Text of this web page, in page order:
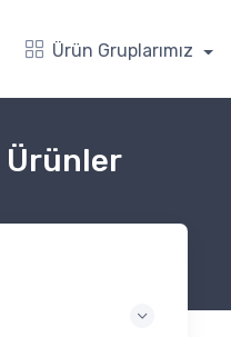
Ürün Gruplarımız
Ürünler